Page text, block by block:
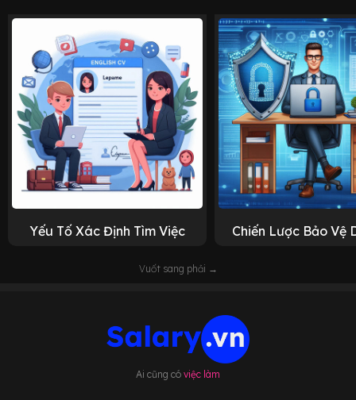
Yếu Tố Xác Định Tìm Việc Chiến Lược Bảo Vệ
Vuốt sang phải →
Ai cũng có việc làm